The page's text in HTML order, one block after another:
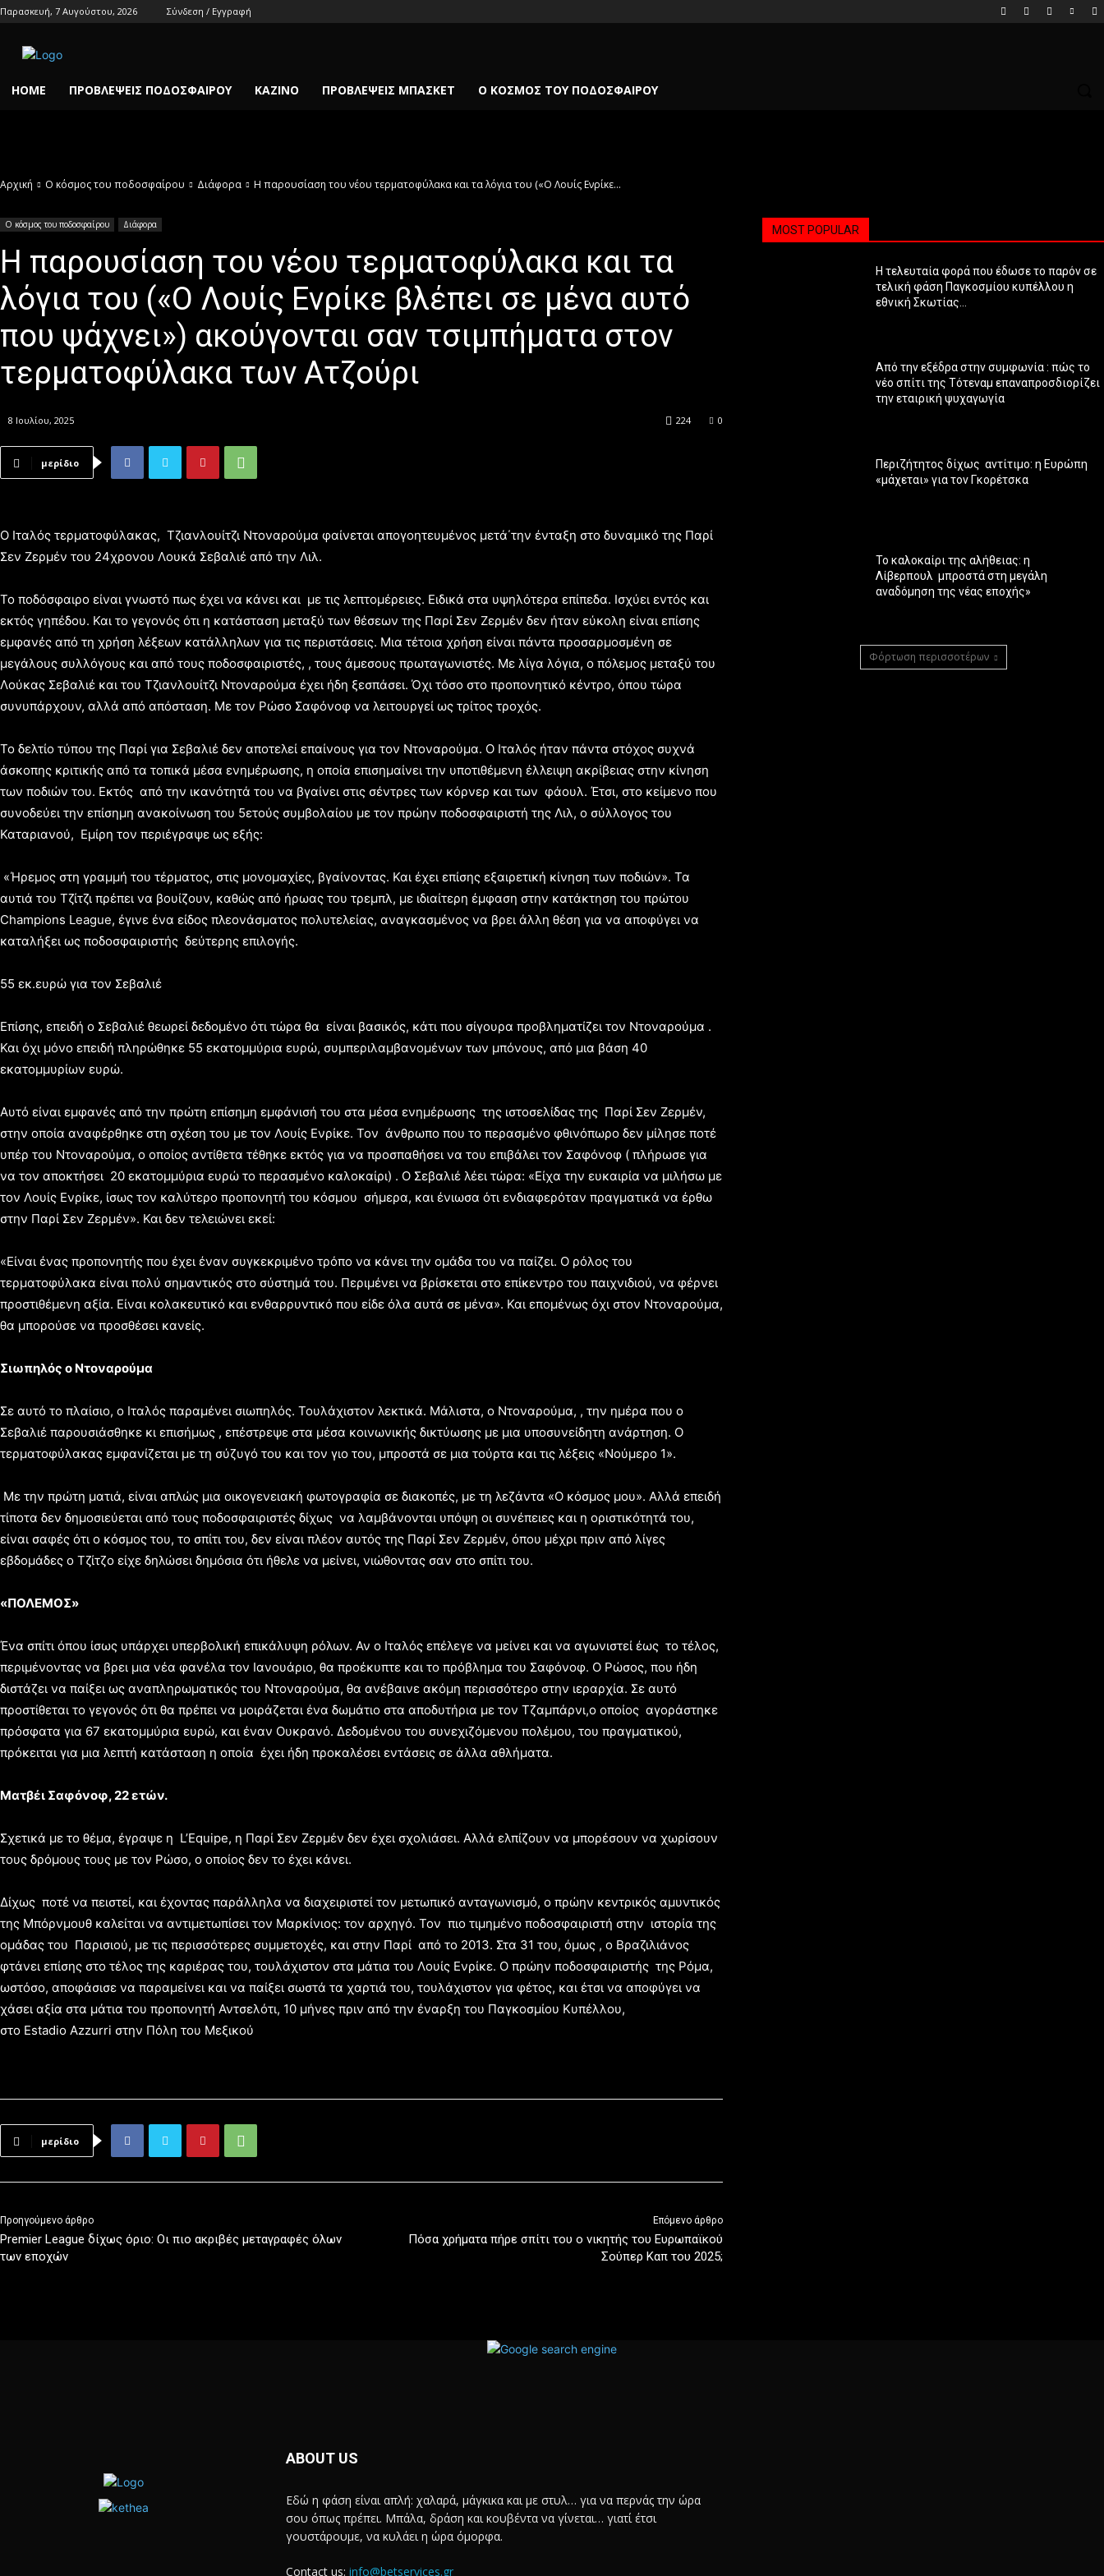
Παρασκευή, 7 Αυγούστου, 2026 Σύνδεση / Εγγραφή
HOME ΠΡΟΒΛΈΨΕΙΣ ΠΟΔΟΣΦΑΊΡΟΥ ΚΑΖΊΝΟ ΠΡΟΒΛΈΨΕΙΣ ΜΠΆΣΚΕΤ Ο ΚΌΣΜΟΣ ΤΟΥ ΠΟΔΟΣΦΑΊΡΟΥ
Αρχική Ο κόσμος του ποδοσφαίρου Διάφορα Η παρουσίαση του νέου τερματοφύλακα και τα λόγια του («Ο Λουίς Ενρίκε...
Ο κόσμος του ποδοσφαίρου Διάφορα
Η παρουσίαση του νέου τερματοφύλακα και τα
λόγια του («Ο Λουίς Ενρίκε βλέπει σε μένα αυτό
που ψάχνει») ακούγονται σαν τσιμπήματα στον
τερματοφύλακα των Ατζούρι
8 Ιουλίου, 2025 0
224
μερίδιο
Ο Ιταλός τερματοφύλακας, Τζιανλουίτζι Ντοναρούμα φαίνεται απογοητευμένος μετά΄την ένταξη στο δυναμικό της Παρί
Σεν Ζερμέν του 24χρονου Λουκά Σεβαλιέ από την Λιλ.
Το ποδόσφαιρο είναι γνωστό πως έχει να κάνει και με τις λεπτομέρειες. Ειδικά στα υψηλότερα επίπεδα. Ισχύει εντός και
εκτός γηπέδου. Και το γεγονός ότι η κατάσταση μεταξύ των θέσεων της Παρί Σεν Ζερμέν δεν ήταν εύκολη είναι επίσης
εμφανές από τη χρήση λέξεων κατάλληλων για τις περιστάσεις. Μια τέτοια χρήση είναι πάντα προσαρμοσμένη σε
μεγάλους συλλόγους και από τους ποδοσφαιριστές, , τους άμεσους πρωταγωνιστές. Με λίγα λόγια, ο πόλεμος μεταξύ του
Λούκας Σεβαλιέ και του Τζιανλουίτζι Ντοναρούμα έχει ήδη ξεσπάσει. Όχι τόσο στο προπονητικό κέντρο, όπου τώρα
συνυπάρχουν, αλλά από απόσταση. Με τον Ρώσο Σαφόνοφ να λειτουργεί ως τρίτος τροχός.
Το δελτίο τύπου της Παρί για Σεβαλιέ δεν αποτελεί επαίνους για τον Ντοναρούμα. Ο Ιταλός ήταν πάντα στόχος συχνά
άσκοπης κριτικής από τα τοπικά μέσα ενημέρωσης, η οποία επισημαίνει την υποτιθέμενη έλλειψη ακρίβειας στην κίνηση
των ποδιών του. Εκτός από την ικανότητά του να βγαίνει στις σέντρες των κόρνερ και των φάουλ. Έτσι, στο κείμενο που
συνοδεύει την επίσημη ανακοίνωση του 5ετούς συμβολαίου με τον πρώην ποδοσφαιριστή της Λιλ, ο σύλλογος του
Καταριανού, Εμίρη τον περιέγραψε ως εξής:
«Ήρεμος στη γραμμή του τέρματος, στις μονομαχίες, βγαίνοντας. Και έχει επίσης εξαιρετική κίνηση των ποδιών». Τα
αυτιά του Τζίτζι πρέπει να βουίζουν, καθώς από ήρωας του τρεμπλ, με ιδιαίτερη έμφαση στην κατάκτηση του πρώτου
Champions League, έγινε ένα είδος πλεονάσματος πολυτελείας, αναγκασμένος να βρει άλλη θέση για να αποφύγει να
καταλήξει ως ποδοσφαιριστής δεύτερης επιλογής.
55 εκ.ευρώ για τον Σεβαλιέ
Επίσης, επειδή ο Σεβαλιέ θεωρεί δεδομένο ότι τώρα θα είναι βασικός, κάτι που σίγουρα προβληματίζει τον Ντοναρούμα .
Και όχι μόνο επειδή πληρώθηκε 55 εκατομμύρια ευρώ, συμπεριλαμβανομένων των μπόνους, από μια βάση 40
εκατομμυρίων ευρώ.
Αυτό είναι εμφανές από την πρώτη επίσημη εμφάνισή του στα μέσα ενημέρωσης της ιστοσελίδας της Παρί Σεν Ζερμέν,
στην οποία αναφέρθηκε στη σχέση του με τον Λουίς Ενρίκε. Τον άνθρωπο που το περασμένο φθινόπωρο δεν μίλησε ποτέ
υπέρ του Ντοναρούμα, ο οποίος αντίθετα τέθηκε εκτός για να προσπαθήσει να του επιβάλει τον Σαφόνοφ ( πλήρωσε για
να τον αποκτήσει 20 εκατομμύρια ευρώ το περασμένο καλοκαίρι) . Ο Σεβαλιέ λέει τώρα: «Είχα την ευκαιρία να μιλήσω με
τον Λουίς Ενρίκε, ίσως τον καλύτερο προπονητή του κόσμου σήμερα, και ένιωσα ότι ενδιαφερόταν πραγματικά να έρθω
στην Παρί Σεν Ζερμέν». Και δεν τελειώνει εκεί:
«Είναι ένας προπονητής που έχει έναν συγκεκριμένο τρόπο να κάνει την ομάδα του να παίζει. Ο ρόλος του
τερματοφύλακα είναι πολύ σημαντικός στο σύστημά του. Περιμένει να βρίσκεται στο επίκεντρο του παιχνιδιού, να φέρνει
προστιθέμενη αξία. Είναι κολακευτικό και ενθαρρυντικό που είδε όλα αυτά σε μένα». Και επομένως όχι στον Ντοναρούμα,
θα μπορούσε να προσθέσει κανείς.
Σιωπηλός ο Ντοναρούμα
Σε αυτό το πλαίσιο, ο Ιταλός παραμένει σιωπηλός. Τουλάχιστον λεκτικά. Μάλιστα, ο Ντοναρούμα, , την ημέρα που ο
Σεβαλιέ παρουσιάσθηκε κι επισήμως , επέστρεψε στα μέσα κοινωνικής δικτύωσης με μια υποσυνείδητη ανάρτηση. Ο
τερματοφύλακας εμφανίζεται με τη σύζυγό του και τον γιο του, μπροστά σε μια τούρτα και τις λέξεις «Νούμερο 1».
Με την πρώτη ματιά, είναι απλώς μια οικογενειακή φωτογραφία σε διακοπές, με τη λεζάντα «Ο κόσμος μου». Αλλά επειδή
τίποτα δεν δημοσιεύεται από τους ποδοσφαιριστές δίχως να λαμβάνονται υπόψη οι συνέπειες και η οριστικότητά του,
είναι σαφές ότι ο κόσμος του, το σπίτι του, δεν είναι πλέον αυτός της Παρί Σεν Ζερμέν, όπου μέχρι πριν από λίγες
εβδομάδες ο Τζίτζο είχε δηλώσει δημόσια ότι ήθελε να μείνει, νιώθοντας σαν στο σπίτι του.
«ΠΟΛΕΜΟΣ»
Ένα σπίτι όπου ίσως υπάρχει υπερβολική επικάλυψη ρόλων. Αν ο Ιταλός επέλεγε να μείνει και να αγωνιστεί έως το τέλος,
περιμένοντας να βρει μια νέα φανέλα τον Ιανουάριο, θα προέκυπτε και το πρόβλημα του Σαφόνοφ. Ο Ρώσος, που ήδη
διστάζει να παίξει ως αναπληρωματικός του Ντοναρούμα, θα ανέβαινε ακόμη περισσότερο στην ιεραρχία. Σε αυτό
προστίθεται το γεγονός ότι θα πρέπει να μοιράζεται ένα δωμάτιο στα αποδυτήρια με τον Τζαμπάρνι,ο οποίος αγοράστηκε
πρόσφατα για 67 εκατομμύρια ευρώ, και έναν Ουκρανό. Δεδομένου του συνεχιζόμενου πολέμου, του πραγματικού,
πρόκειται για μια λεπτή κατάσταση η οποία έχει ήδη προκαλέσει εντάσεις σε άλλα αθλήματα.
Ματβέι Σαφόνοφ, 22 ετών.
Σχετικά με το θέμα, έγραψε η L’Equipe, η Παρί Σεν Ζερμέν δεν έχει σχολιάσει. Αλλά ελπίζουν να μπορέσουν να χωρίσουν
τους δρόμους τους με τον Ρώσο, ο οποίος δεν το έχει κάνει.
Δίχως ποτέ να πειστεί, και έχοντας παράλληλα να διαχειριστεί τον μετωπικό ανταγωνισμό, ο πρώην κεντρικός αμυντικός
της Μπόρνμουθ καλείται να αντιμετωπίσει τον Μαρκίνιος: τον αρχηγό. Τον πιο τιμημένο ποδοσφαιριστή στην ιστορία της
ομάδας του Παρισιού, με τις περισσότερες συμμετοχές, και στην Παρί από το 2013. Στα 31 του, όμως , ο Βραζιλιάνος
φτάνει επίσης στο τέλος της καριέρας του, τουλάχιστον στα μάτια του Λουίς Ενρίκε. Ο πρώην ποδοσφαιριστής της Ρόμα,
ωστόσο, αποφάσισε να παραμείνει και να παίξει σωστά τα χαρτιά του, τουλάχιστον για φέτος, και έτσι να αποφύγει να
χάσει αξία στα μάτια του προπονητή Αντσελότι, 10 μήνες πριν από την έναρξη του Παγκοσμίου Κυπέλλου,
στο Estadio Azzurri στην Πόλη του Μεξικού
μερίδιο
Προηγούμενο άρθρο
Premier League δίχως όριο: Οι πιο ακριβές μεταγραφές όλων
των εποχών
Επόμενο άρθρο
Πόσα χρήματα πήρε σπίτι του ο νικητής του Ευρωπαϊκού
Σούπερ Καπ του 2025;
MOST POPULAR
Η τελευταία φορά που έδωσε το παρόν σε
τελική φάση Παγκοσμίου κυπέλλου η
εθνική Σκωτίας…
Από την εξέδρα στην συμφωνία : πώς το
νέο σπίτι της Τότεναμ επαναπροσδιορίζει
την εταιρική ψυχαγωγία
Περιζήτητος δίχως αντίτιμο: η Ευρώπη
«μάχεται» για τον Γκορέτσκα
Το καλοκαίρι της αλήθειας: η
Λίβερπουλ μπροστά στη μεγάλη
αναδόμηση της νέας εποχής»
Φόρτωση περισσοτέρων
ABOUT US
Εδώ η φάση είναι απλή: χαλαρά, μάγκικα και με στυλ… για να περνάς την ώρα
σου όπως πρέπει. Μπάλα, δράση και κουβέντα να γίνεται… γιατί έτσι
γουστάρουμε, να κυλάει η ώρα όμορφα.
Contact us: info@betservices.gr